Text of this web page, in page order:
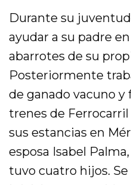
Durante su
ayudar a su padre
abarrotes de su
Posteriormente
de ganado vacuno
trenes de
sus estancias en
esposa Isabel
tuvo cuatro hijos.